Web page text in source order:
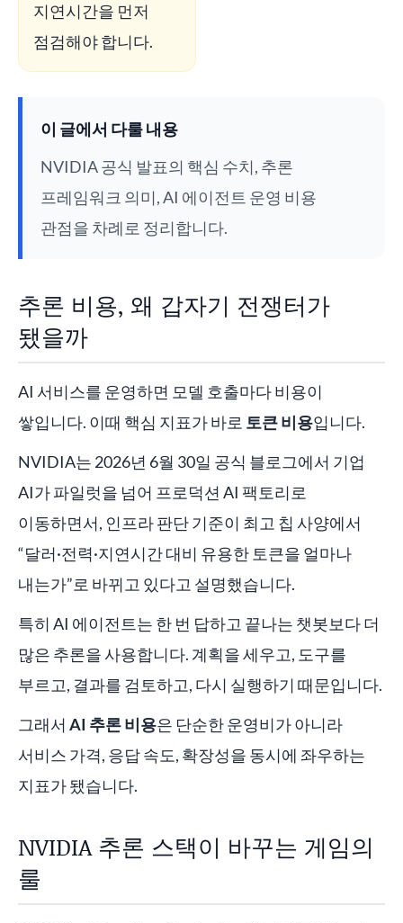
지연시간을 먼저
점검해야 합니다.
이 글에서 다룰 내용
NVIDIA 공식 발표의 핵심 수치, 추론
프레임워크 의미, AI 에이전트 운영 비용
관점을 차례로 정리합니다.
추론 비용, 왜 갑자기 전쟁터가
됐을까
AI 서비스를 운영하면 모델 호출마다 비용이
쌓입니다. 이때 핵심 지표가 바로 토큰 비용입니다.
NVIDIA는 2026년 6월 30일 공식 블로그에서 기업
AI가 파일럿을 넘어 프로덕션 AI 팩토리로
이동하면서, 인프라 판단 기준이 최고 칩 사양에서
“달러·전력·지연시간 대비 유용한 토큰을 얼마나
내는가”로 바뀌고 있다고 설명했습니다.
특히 AI 에이전트는 한 번 답하고 끝나는 챗봇보다 더
많은 추론을 사용합니다. 계획을 세우고, 도구를
부르고, 결과를 검토하고, 다시 실행하기 때문입니다.
그래서 AI 추론 비용은 단순한 운영비가 아니라
서비스 가격, 응답 속도, 확장성을 동시에 좌우하는
지표가 됐습니다.
NVIDIA 추론 스택이 바꾸는 게임의
룰